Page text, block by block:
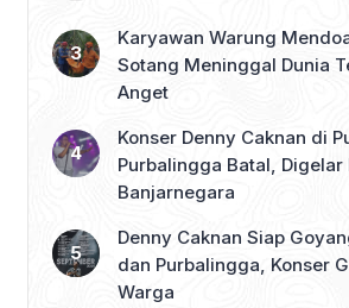
Karyawan Warung
Sotang Meninggal Dunia Tercebur Sungai
Anget
Konser Denny Caknan di
Purbalingga Batal, Digelar
Banjarnegara
Denny Caknan Siap
dan Purbalingga, Konser
Warga